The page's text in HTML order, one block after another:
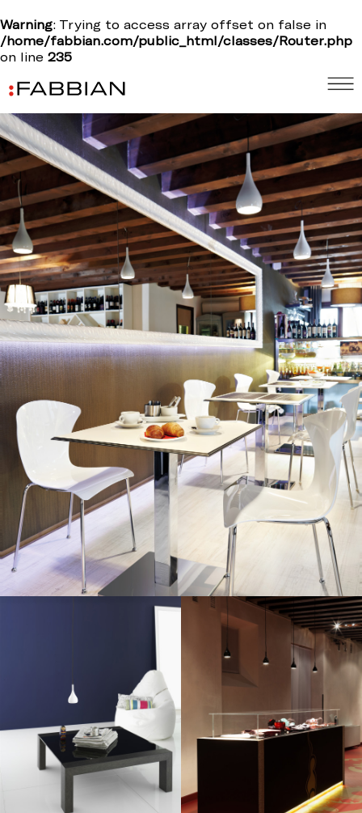
Warning: Trying to access array offset on false in
/home/fabbian.com/public_html/classes/Router.php
on line 235